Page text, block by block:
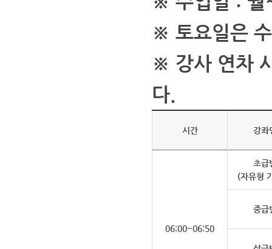
※ 토요일은
※ 강사 연차
다.
시간 강좌
06:00~06:50
초급
(자유형
중급